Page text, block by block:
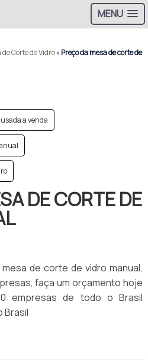
MENU
Corte de Vidro»Preço da mesa de corte de
a venda
DE CORTE DE
de corte de vidro manual,
faça um orçamento hoje
empresas de todo o Brasil
Brasil